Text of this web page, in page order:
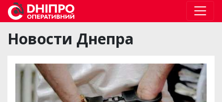
Новости Днепра